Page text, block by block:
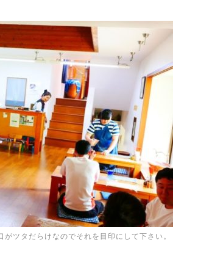
ツタだらけなのでそれを目印にして下さい。